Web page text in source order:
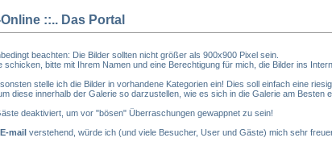
::.. Das Portal
beachten: Die Bilder sollten nicht größer als 900x900 Pixel sein.
schicken, bitte mit Ihrem Namen und eine Berechtigung für mich, die Bilder ins
stelle ich die Bilder in vorhandene Kategorien ein! Dies soll einfach eine
diese innerhalb der Galerie so darzustellen, wie es sich in die Galerie am Besten
deaktiviert, um vor "bösen" Überraschungen gewappnet zu sein!
E-mail verstehend, würde ich (und viele Besucher, User und Gäste) mich sehr